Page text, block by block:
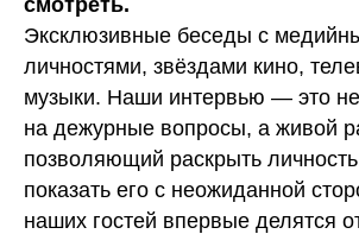
смотреть.
Эксклюзивные беседы с
личностями, звёздами кино,
музыки. Наши интервью — это не
на дежурные вопросы, а живой
позволяющий раскрыть
показать его с неожиданной
наших гостей впервые делятся